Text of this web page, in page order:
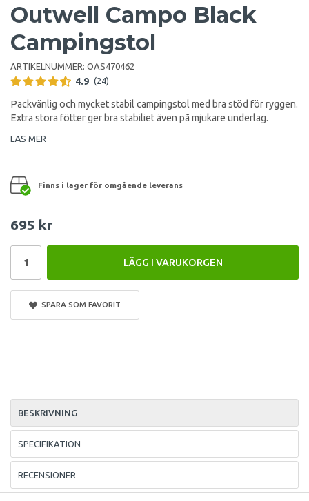
Outwell Campo Black
Campingstol
ARTIKELNUMMER: OAS470462
4.9 (24)
Packvänlig och mycket stabil campingstol med bra stöd för ryggen.
Extra stora fötter ger bra stabiliet även på mjukare underlag.
LÄS MER
Finns i lager för omgående leverans
695 kr
LÄGG I VARUKORGEN
SPARA SOM FAVORIT
BESKRIVNING
SPECIFIKATION
RECENSIONER